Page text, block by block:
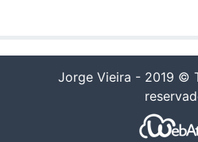
Jorge Vieira - 2019 ©